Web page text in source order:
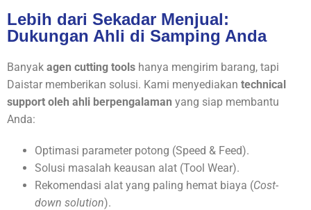
Lebih dari Sekadar Menjual:
Dukungan Ahli di Samping Anda
Banyak agen cutting tools hanya mengirim barang, tapi
Daistar memberikan solusi. Kami menyediakan technical
support oleh ahli berpengalaman yang siap membantu
Anda:
Optimasi parameter potong (Speed & Feed).
Solusi masalah keausan alat (Tool Wear).
Rekomendasi alat yang paling hemat biaya (Cost-
down solution).